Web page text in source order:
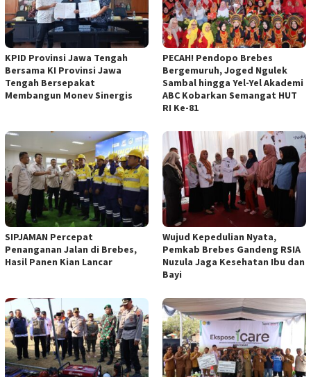
KPID Provinsi Jawa Tengah
Bersama KI Provinsi Jawa
Tengah Bersepakat
Membangun Monev Sinergis
PECAH! Pendopo Brebes
Bergemuruh, Joged Ngulek
Sambal hingga Yel-Yel Akademi
ABC Kobarkan Semangat HUT
RI Ke-81
SIPJAMAN Percepat
Penanganan Jalan di Brebes,
Hasil Panen Kian Lancar
Wujud Kepedulian Nyata,
Pemkab Brebes Gandeng RSIA
Nuzula Jaga Kesehatan Ibu dan
Bayi